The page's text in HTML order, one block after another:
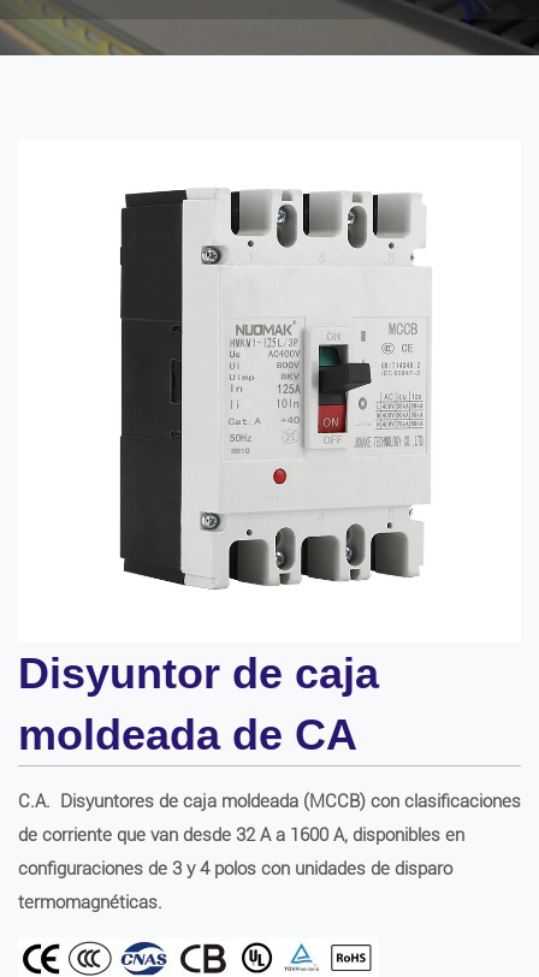
Disyuntor de caja
moldeada de CA
C.A. Disyuntores de caja moldeada (MCCB) con clasificaciones
de corriente que van desde 32 A a 1600 A, disponibles en
configuraciones de 3 y 4 polos con unidades de disparo
termomagnéticas.